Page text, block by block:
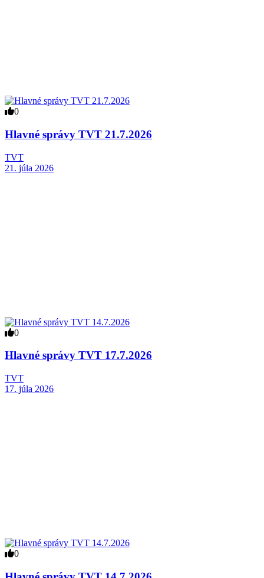
0
Hlavné správy TVT 21.7.2026
TVT
21. júla 2026
0
Hlavné správy TVT 17.7.2026
TVT
17. júla 2026
0